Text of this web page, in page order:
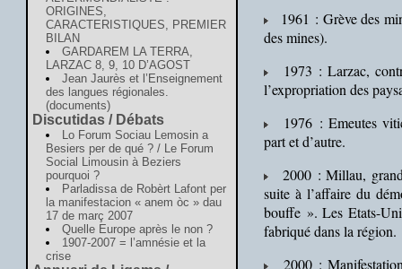
ORIGINES,
CARACTERISTIQUES, PREMIER
BILAN
GARDAREM LA TERRA,
LARZAC 8, 9, 10 D’AGOST
Jean Jaurès et l’Enseignement
des langues régionales.
(documents)
Discutidas / Débats
Lo Forum Sociau Lemosin a
Besiers per de qué ? / Le Forum
Social Limousin à Beziers
pourquoi ?
Parladissa de Robèrt Lafont per
la manifestacion « anem òc » dau
17 de març 2007
Quelle Europe après le non ?
1907-2007 = l’amnésie et la
crise
1961 : Grève des
des mines).
1973 : Larzac,
l’expropriation des
1976 : Emeutes
part et d’autre.
2000 : Millau,
suite à l’affaire du
bouffe ». Les Etats-
fabriqué dans la région.
2000 :